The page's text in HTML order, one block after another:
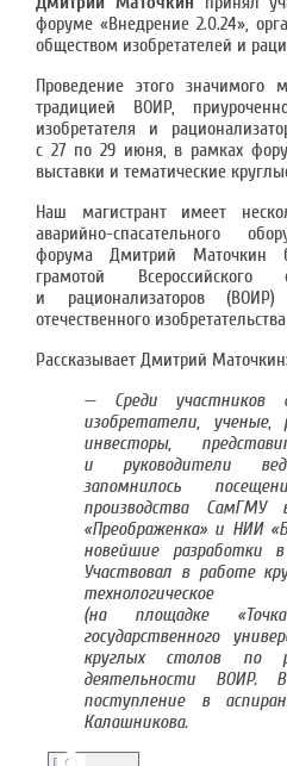
форуме «Внедрение 2.0.24»,
обществом изобретателей и
Проведение этого значимого
традицией ВОИР,
изобретателя и
с 27 по 29 июня, в рамках
выставки и тематические
Наш магистрант имеет
аварийно-спасательного
форума Дмитрий Маточкин
грамотой Всероссийского
и рационализаторов
отечественного
Рассказывает Дмитрий Маточкин:
— Среди
изобретатели, ученые,
инвесторы,
и руководители
запомнилось
производства СамГМУ
«Преображенка» и НИИ
новейшие разработки
Участвовал в работе
технологическое
(на площадке
государственного
круглых столов по
деятельности
поступление в
Калашникова.